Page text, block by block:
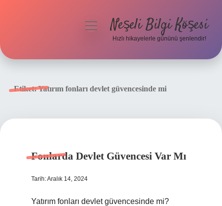
menüyüNeşeli Bilgi Köşesi
Hızlı hikayelerle gününü şenlendir!
Etiket:Yatırım fonları devlet güvencesinde mi
Fonlarda Devlet Güvencesi Var Mı
Tarih: Aralık 14, 2024
Yatırım fonları devlet güvencesinde mi?